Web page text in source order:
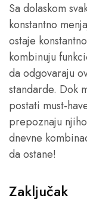
Sa dolaskom
konstantno
ostaje
kombinuju
da odgovaraju
standarde. Dok
postati must-
prepoznaju
dnevne
da ostane!
Zaključak